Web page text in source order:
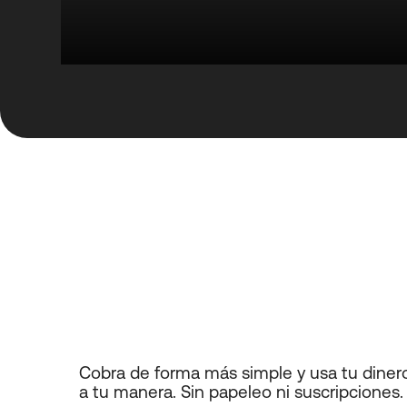
Cobra de forma más simple y usa tu
a tu manera. Sin papeleo ni suscripciones.